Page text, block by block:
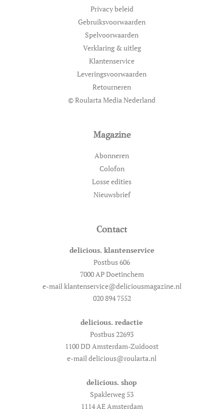
Privacy beleid
Gebruiksvoorwaarden
Spelvoorwaarden
Verklaring & uitleg
Klantenservice
Leveringsvoorwaarden
Retourneren
© Roularta Media Nederland
Magazine
Abonneren
Colofon
Losse edities
Nieuwsbrief
Contact
delicious. klantenservice
Postbus 606
7000 AP Doetinchem
e-mail klantenservice@deliciousmagazine.nl
020 894 7552
delicious. redactie
Postbus 22693
1100 DD Amsterdam-Zuidoost
e-mail delicious@roularta.nl
delicious. shop
Spaklerweg 53
1114 AE Amsterdam